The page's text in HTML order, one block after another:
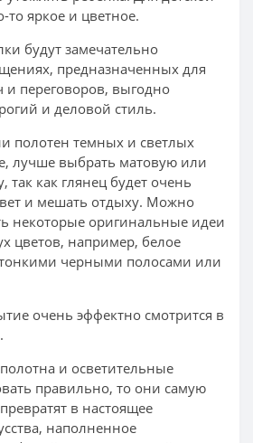
яркое и цветное.
будут замечательно
предназначенных для
и переговоров, выгодно
и деловой стиль.
полотен темных и светлых
лучше выбрать матовую или
так как глянец будет очень
и мешать отдыху. Можно
некоторые оригинальные идеи
цветов, например, белое
черными полосами или
очень эффектно смотрится в
и осветительные
правильно, то они самую
в настоящее
наполненное